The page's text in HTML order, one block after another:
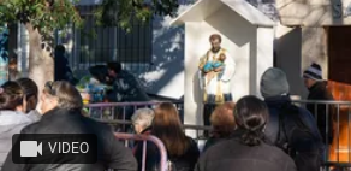
VIDEO